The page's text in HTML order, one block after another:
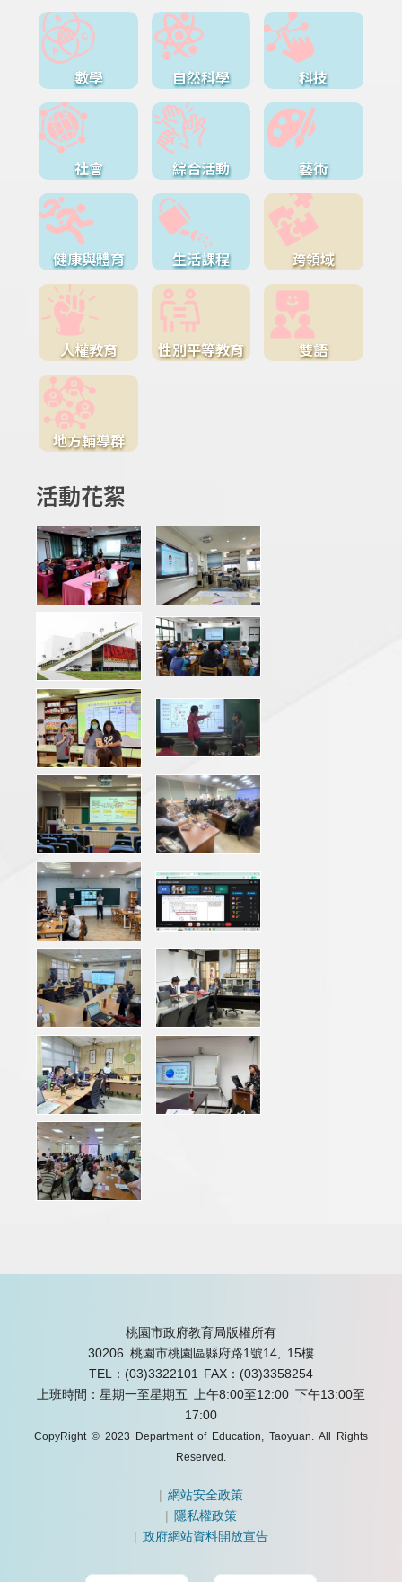
數學 自然科學 科技
社會 綜合活動 藝術
健康與體育 生活課程 跨領域
人權教育 性別平等教育 雙語
地方輔導群
活動花絮
桃園市政府教育局版權所有
30206 桃園市桃園區縣府路1號14, 15樓
TEL：(03)3322101
FAX：(03)3358254
上班時間：星期一至星期五 上午8:00至12:00 下午13:00至
17:00
CopyRight © 2023 Department of Education, Taoyuan. All Rights
Reserved.
|網站安全政策
| 隱私權政策
|政府網站資料開放宣告